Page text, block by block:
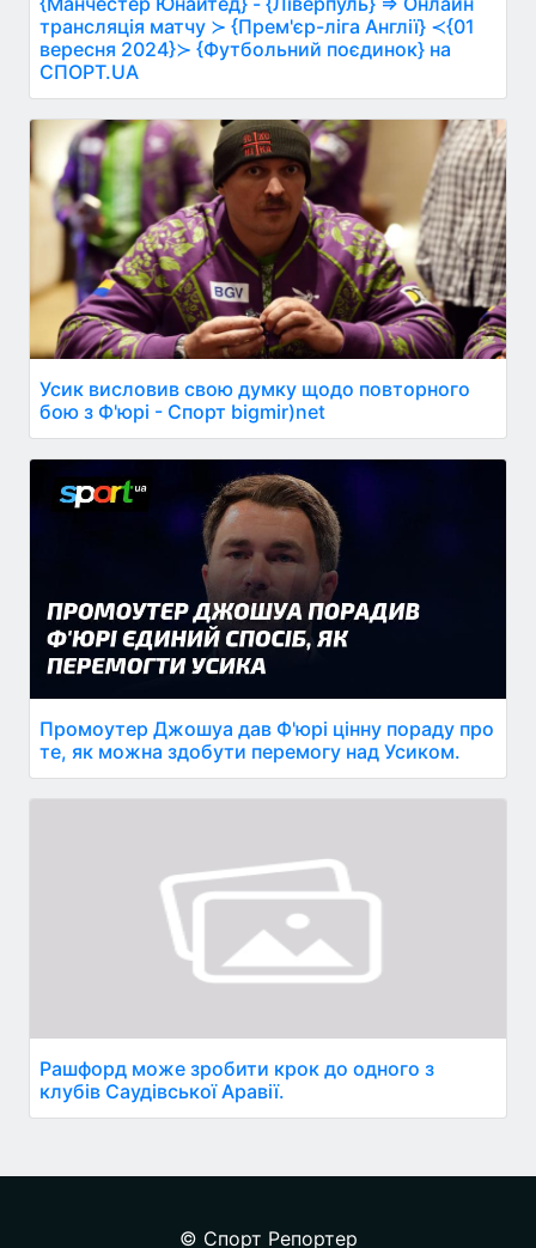
трансляція матчу ≻ {Прем'єр-ліга Англії} ≺{01
вересня 2024}≻ {Футбольний поєдинок} на
СПОРТ.UA
Усик висловив свою думку щодо повторного
бою з Ф'юрі - Спорт bigmir)net
Промоутер Джошуа дав Ф'юрі цінну пораду про
те, як можна здобути перемогу над Усиком.
Рашфорд може зробити крок до одного з
клубів Саудівської Аравії.
© Спорт Репортер